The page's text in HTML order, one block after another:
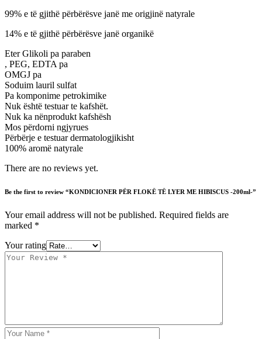
99% e të gjithë përbërësve janë me origjinë natyrale
14% e të gjithë përbërësve janë organikë
Eter Glikoli pa paraben
, PEG, EDTA pa
OMGJ pa
Soduim lauril sulfat
Pa komponime petrokimike
Nuk është testuar te kafshët.
Nuk ka nënprodukt kafshësh
Mos përdorni ngjyrues
Përbërje e testuar dermatologjikisht
100% aromë natyrale
There are no reviews yet.
Be the first to review “KONDICIONER PËR FLOKË TË LYER ME HIBISCUS -200ml-”
Your email address will not be published. Required fields are
marked *
Your rating